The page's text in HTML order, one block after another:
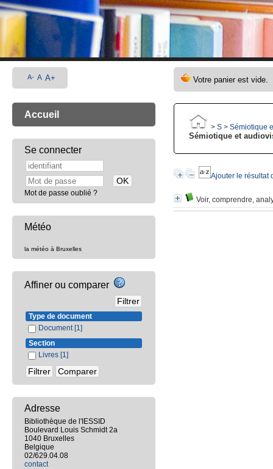
> S > Sémiotique
Sémiotique et
Ajouter le résultat
Voir, comprendre,
A- A A+
Accueil
Se connecter
Mot de passe oublié ?
Météo
la météo à Bruxelles
Affiner ou comparer
Type de document
Document [1]
Section
Livres [1]
Adresse
Bibliothèque de l'IESSID
Boulevard Louis Schmidt 2a
1040 Bruxelles
Belgique
02/629.04.08
contact